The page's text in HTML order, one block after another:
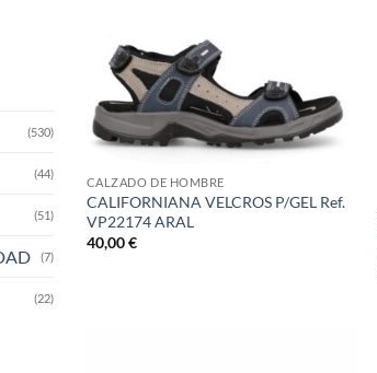
(530)
(44)
(51)
(7)
(22)
CALZADO DE HOMBRE
CALIFORNIANA VELCROS P/GEL Ref.
VP22174 ARAL
40,00€